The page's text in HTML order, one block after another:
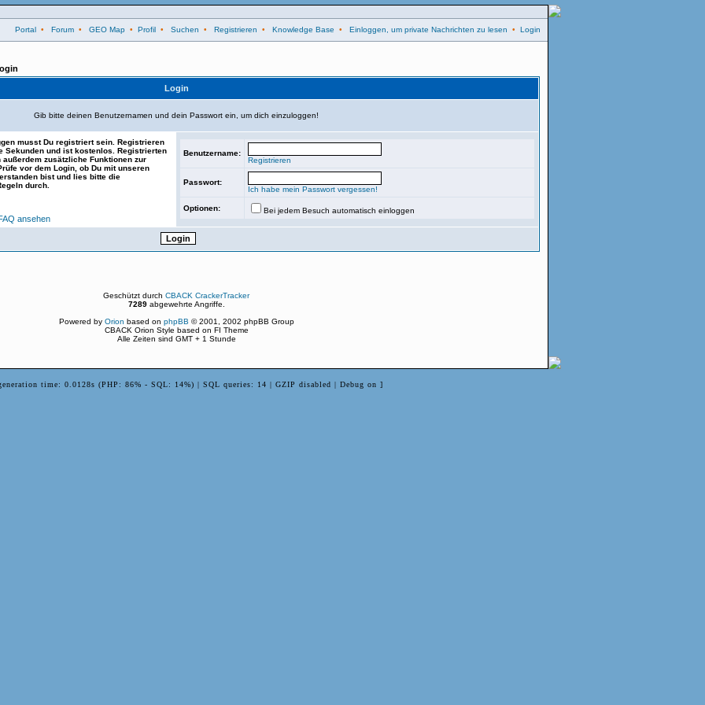
Portal • Forum • GEO Map • Profil • Suchen • Registrieren • Knowledge Base • Einloggen, um private Nachrichten zu lesen • Login
Login
Gib bitte deinen Benutzernamen und dein Passwort ein, um dich einzuloggen!
musst Du registriert sein. Registrieren
Sekunden und ist kostenlos. Registrierten
außerdem zusätzliche Funktionen zur
vor dem Login, ob Du mit unseren
bist und lies bitte die
durch.
ansehen
Benutzername:
Registrieren
Passwort:
Ich habe mein Passwort vergessen!
Optionen: Bei jedem Besuch automatisch einloggen
Geschützt durch CBACK CrackerTracker
7289abgewehrte Angriffe.
Powered by Orion based on phpBB © 2001, 2002 phpBB Group
CBACK Orion Style based on FI Theme
Alle Zeiten sind GMT + 1 Stunde
time: 0.0128s (PHP: 86% - SQL: 14%) | SQL queries: 14 | GZIP disabled | Debug on ]